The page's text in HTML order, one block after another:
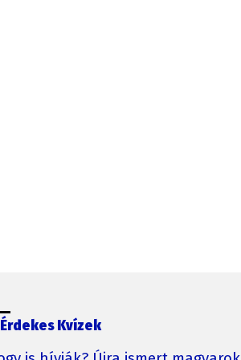
Érdekes Kvízek